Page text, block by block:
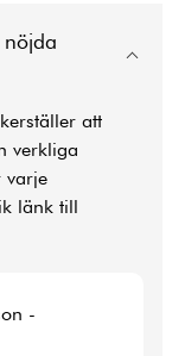
nöjda
att
verkliga
varje
länk till
-